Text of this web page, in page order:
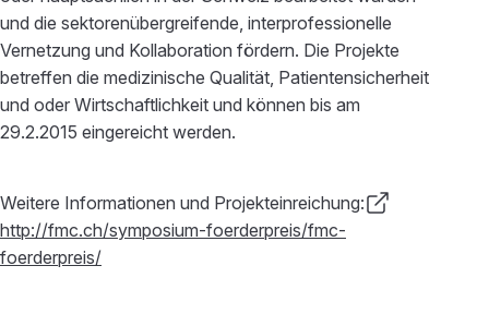
und die sektorenübergreifende, interprofessionelle
Vernetzung und Kollaboration fördern. Die Projekte
betreffen die medizinische Qualität, Patientensicherheit
und oder Wirtschaftlichkeit und können bis am
29.2.2015 eingereicht werden.
Weitere Informationen und Projekteinreichung:
http://fmc.ch/symposium-foerderpreis/fmc-
foerderpreis/